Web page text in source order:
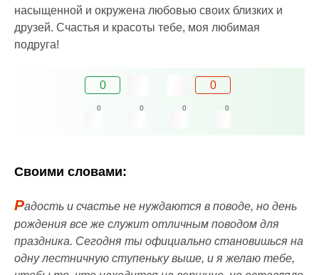
насыщенной и окружена любовью своих близких и
друзей. Счастья и красоты тебе, моя любимая
подруга!
0 0
0 0 0 0
Своими словами:
Радость и счастье не нуждаются в поводе, но день
рождения все же служит отличным поводом для
праздника. Сегодня ты официально становишься на
одну лестничную ступеньку выше, и я желаю тебе,